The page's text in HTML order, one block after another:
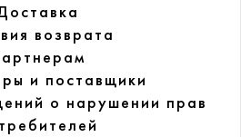
возврата
и поставщики
о нарушении прав